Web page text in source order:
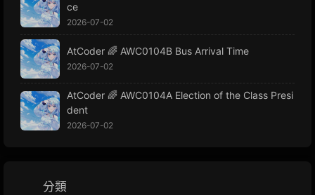
ce
2026-07-02
AtCoder 🌈 AWC0104B Bus Arrival Time
2026-07-02
AtCoder 🌈 AWC0104A Election of the Class Presi
dent
2026-07-02
分類